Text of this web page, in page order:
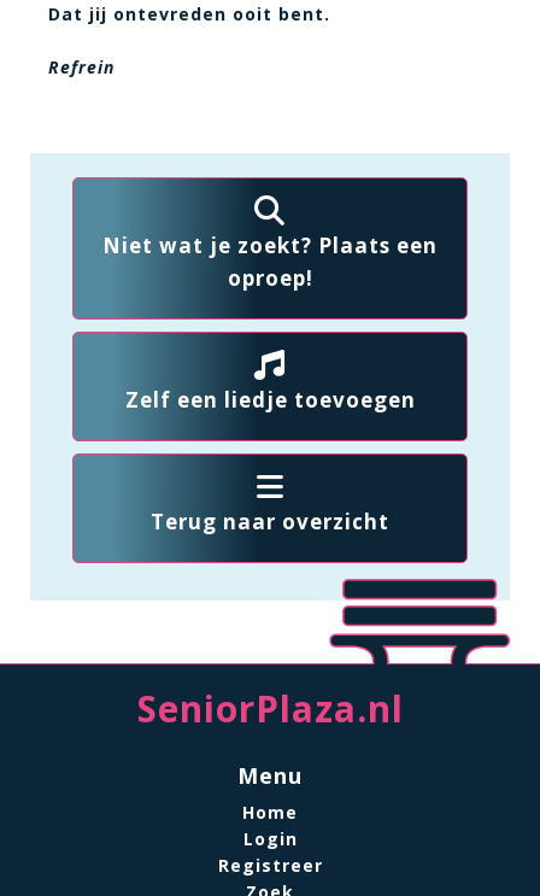
Dat jij ontevreden ooit bent.
Refrein
Niet wat je zoekt? Plaats een
oproep!
Zelf een liedje toevoegen
Terug naar overzicht
SeniorPlaza.nl
Menu
Home
Login
Registreer